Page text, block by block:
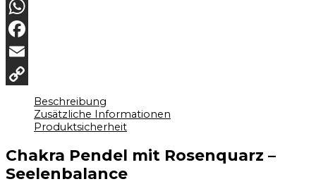
Pinterest
WhatsApp
Facebook
Email
Beschreibung
Zusätzliche Informationen
Produktsicherheit
Chakra Pendel mit Rosenquarz –
Seelenbalance